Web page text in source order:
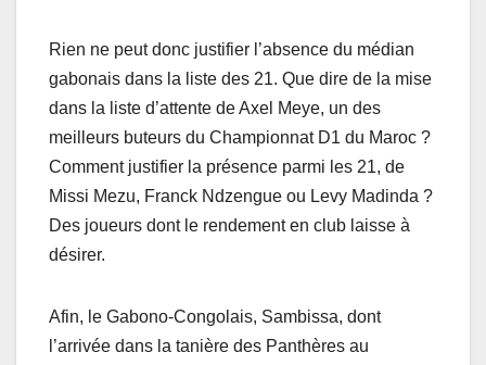
Rien ne peut donc justifier l’absence du médian
gabonais dans la liste des 21. Que dire de la mise
dans la liste d’attente de Axel Meye, un des
meilleurs buteurs du Championnat D1 du Maroc ?
Comment justifier la présence parmi les 21, de
Missi Mezu, Franck Ndzengue ou Levy Madinda ?
Des joueurs dont le rendement en club laisse à
désirer.
Afin, le Gabono-Congolais, Sambissa, dont
l’arrivée dans la tanière des Panthères au